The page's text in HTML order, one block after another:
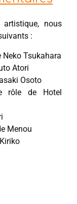
nous
:
Neko Tsukahar​​​​a
Atori
Osoto
rôle de Hotel
Men​ou